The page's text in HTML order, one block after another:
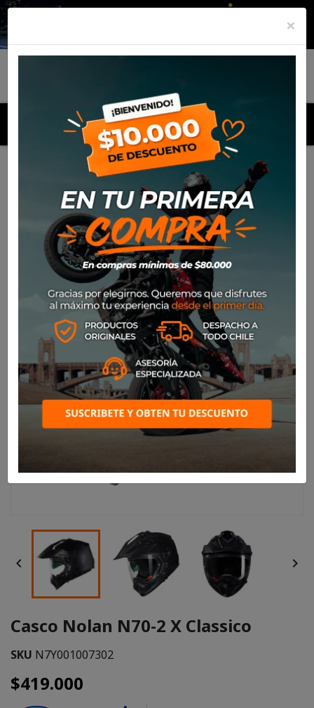
MENU
Productos Equipamiento
Casco Nolan N70-2 X
 
Casco Nolan N70-2 X Classico
SKU N7Y001007302
$419.000
×